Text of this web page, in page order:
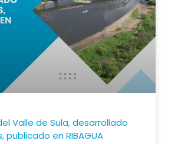
Valle de Sula, desarrollado
publicado en RIBAGUA